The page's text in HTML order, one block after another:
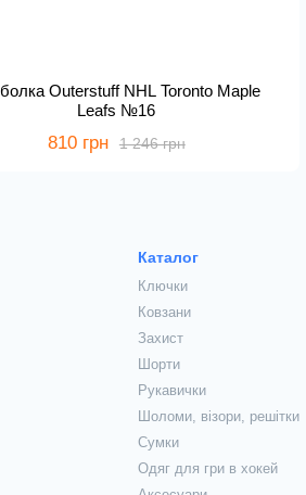
Outerstuff NHL Toronto Maple
Leafs №16
1 246 грн
810 грн
Каталог
Ключки
Ковзани
Захист
Шорти
Рукавички
Шоломи, візори, решітки
Сумки
Одяг для гри в хокей